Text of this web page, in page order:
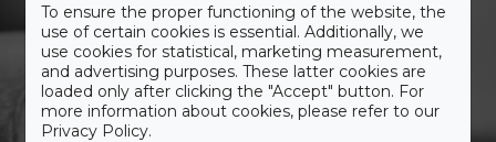
To ensure the proper functioning of the website, the
use of certain cookies is essential. Additionally, we
use cookies for statistical, marketing measurement,
and advertising purposes. These latter cookies are
loaded only after clicking the "Accept" button. For
more information about cookies, please refer to our
Privacy Policy.